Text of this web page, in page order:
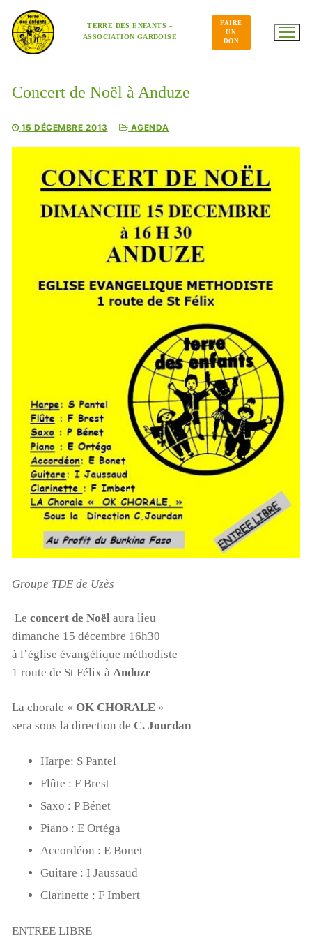
contenu
TERRE DES ENFANTS –
ASSOCIATION GARDOISE
FAIRE
UN
DON
Concert de Noël à Anduze
15 DÉCEMBRE 2013 AGENDA
Groupe TDE de Uzès
Le concert de Noëlaura lieu
dimanche 15 décembre 16h30
à l’église évangélique méthodiste
1 route de St Félix à Anduze
La chorale « OK CHORALE»
sera sous la direction de C. Jourdan
Harpe: S Pantel
Flûte : F Brest
Saxo : P Bénet
Piano : E Ortéga
Accordéon : E Bonet
Guitare : I Jaussaud
Clarinette : F Imbert
ENTREE LIBRE